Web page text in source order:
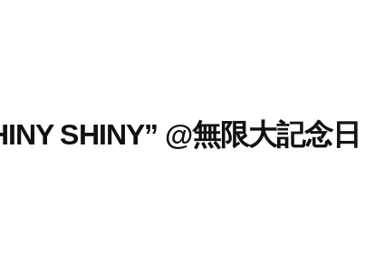
SHINY” @無限大記念